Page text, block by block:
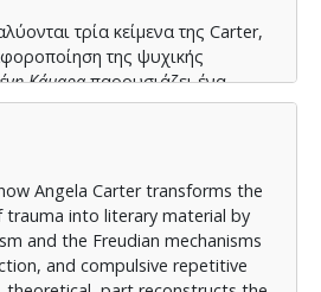
τρία κείμενα της Carter,
της ψυχικής
Κάμαραπαρουσιάζει ένα
το τραύμα της πατριαρχικής
από επαναληπτικά μοτίβα-
μουσική). Ο Μαγικός
σε μικρές, αδύνατες
θεωρεί φυσιολογικές,
σε εξωτερικευμένο
της Νέας Εύας
εξετάζει μια
αλλαγής φύλου, η οποία αρχικά
Angela Carter transforms the
trauma into literary material by
and the Freudian mechanisms
and compulsive repetitive